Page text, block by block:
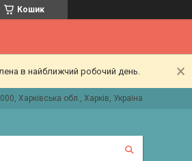
Кошик
в найближчий робочий день.
Харківська обл., Харків, Україна